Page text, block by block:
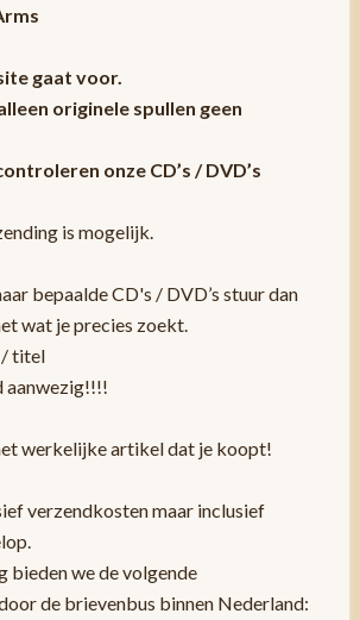
gaat voor.
originele spullen geen
onze CD’s / DVD’s
is mogelijk.
bepaalde CD's / DVD’s stuur dan
wat je precies zoekt.
/ titel
aanwezig!!!!
werkelijke artikel dat je koopt!
verzendkosten maar inclusief
bieden we de volgende
de brievenbus binnen Nederland: